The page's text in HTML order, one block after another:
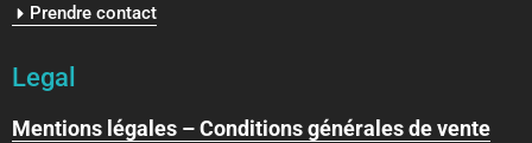
Prendre contact
Legal
Mentions légales – Conditions générales de vente